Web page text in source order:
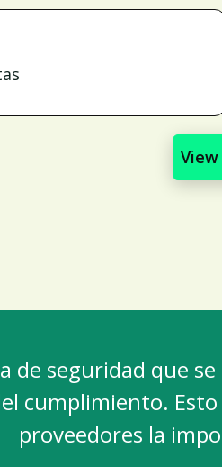
de seguridad que
cumplimiento.
proveedores la